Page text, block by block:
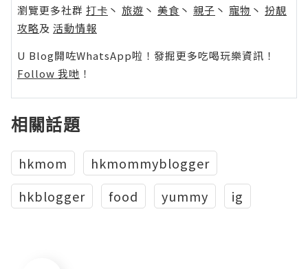
瀏覽更多社群 打卡 丶 旅遊 丶 美食 丶 親子 丶 寵物 丶 扮靚
攻略及 活動情報
U Blog開咗WhatsApp啦！發掘更多吃喝玩樂資訊！
Follow 我哋 ！
相關話題
hkmom
hkmommyblogger
hkblogger
food yummy ig